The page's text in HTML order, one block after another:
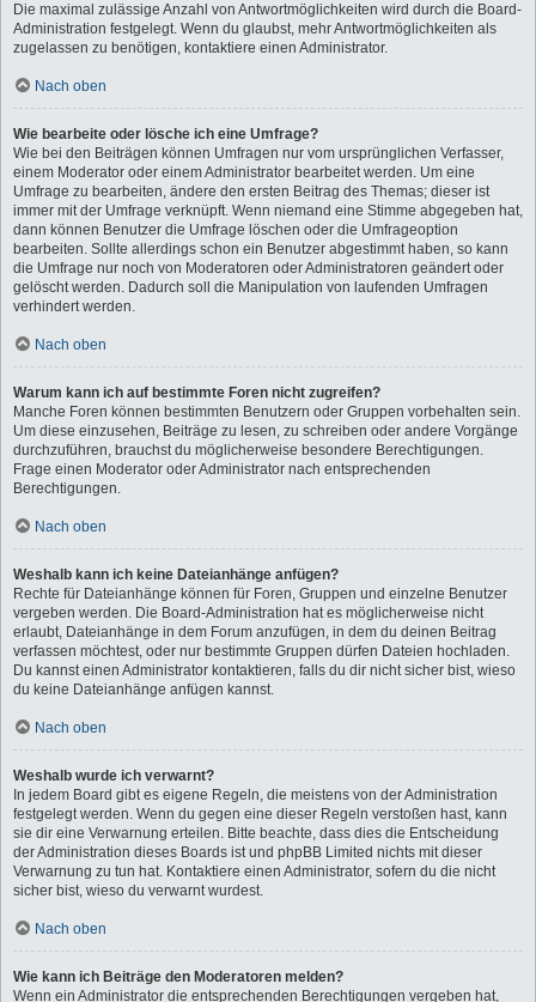
Die maximal zulässige Anzahl von Antwortmöglichkeiten wird durch die Board-
Administration festgelegt. Wenn du glaubst, mehr Antwortmöglichkeiten als
zugelassen zu benötigen, kontaktiere einen Administrator.
Nach oben
Wie bearbeite oder lösche ich eine Umfrage?
Wie bei den Beiträgen können Umfragen nur vom ursprünglichen Verfasser,
einem Moderator oder einem Administrator bearbeitet werden. Um eine
Umfrage zu bearbeiten, ändere den ersten Beitrag des Themas; dieser ist
immer mit der Umfrage verknüpft. Wenn niemand eine Stimme abgegeben hat,
dann können Benutzer die Umfrage löschen oder die Umfrageoption
bearbeiten. Sollte allerdings schon ein Benutzer abgestimmt haben, so kann
die Umfrage nur noch von Moderatoren oder Administratoren geändert oder
gelöscht werden. Dadurch soll die Manipulation von laufenden Umfragen
verhindert werden.
Nach oben
Warum kann ich auf bestimmte Foren nicht zugreifen?
Manche Foren können bestimmten Benutzern oder Gruppen vorbehalten sein.
Um diese einzusehen, Beiträge zu lesen, zu schreiben oder andere Vorgänge
durchzuführen, brauchst du möglicherweise besondere Berechtigungen.
Frage einen Moderator oder Administrator nach entsprechenden
Berechtigungen.
Nach oben
Weshalb kann ich keine Dateianhänge anfügen?
Rechte für Dateianhänge können für Foren, Gruppen und einzelne Benutzer
vergeben werden. Die Board-Administration hat es möglicherweise nicht
erlaubt, Dateianhänge in dem Forum anzufügen, in dem du deinen Beitrag
verfassen möchtest, oder nur bestimmte Gruppen dürfen Dateien hochladen.
Du kannst einen Administrator kontaktieren, falls du dir nicht sicher bist, wieso
du keine Dateianhänge anfügen kannst.
Nach oben
Weshalb wurde ich verwarnt?
In jedem Board gibt es eigene Regeln, die meistens von der Administration
festgelegt werden. Wenn du gegen eine dieser Regeln verstoßen hast, kann
sie dir eine Verwarnung erteilen. Bitte beachte, dass dies die Entscheidung
der Administration dieses Boards ist und phpBB Limited nichts mit dieser
Verwarnung zu tun hat. Kontaktiere einen Administrator, sofern du die nicht
sicher bist, wieso du verwarnt wurdest.
Nach oben
Wie kann ich Beiträge den Moderatoren melden?
Wenn ein Administrator die entsprechenden Berechtigungen vergeben hat,